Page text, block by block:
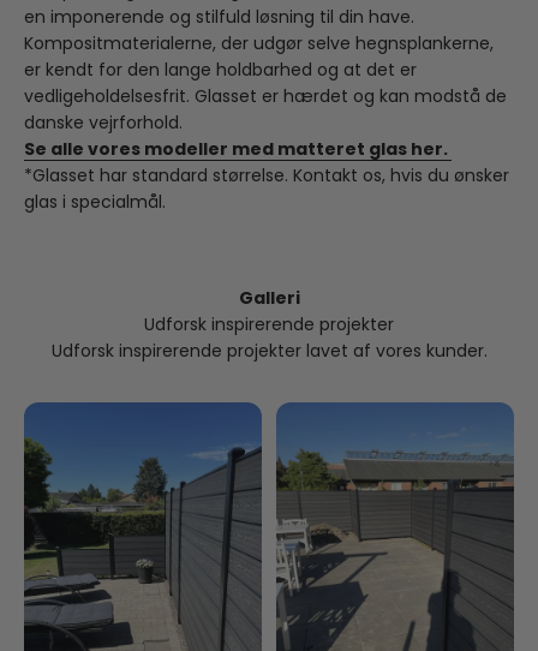
en imponerende og stilfuld løsning til din have.
Kompositmaterialerne, der udgør selve hegnsplankerne,
er kendt for den lange holdbarhed og at det er
vedligeholdelsesfrit. Glasset er hærdet og kan modstå de
danske vejrforhold.
Se alle vores modeller med matteret glas her.
*Glasset har standard størrelse. Kontakt os, hvis du ønsker
glas i specialmål.
Galleri
Udforsk inspirerende projekter
Udforsk inspirerende projekter lavet af vores kunder.